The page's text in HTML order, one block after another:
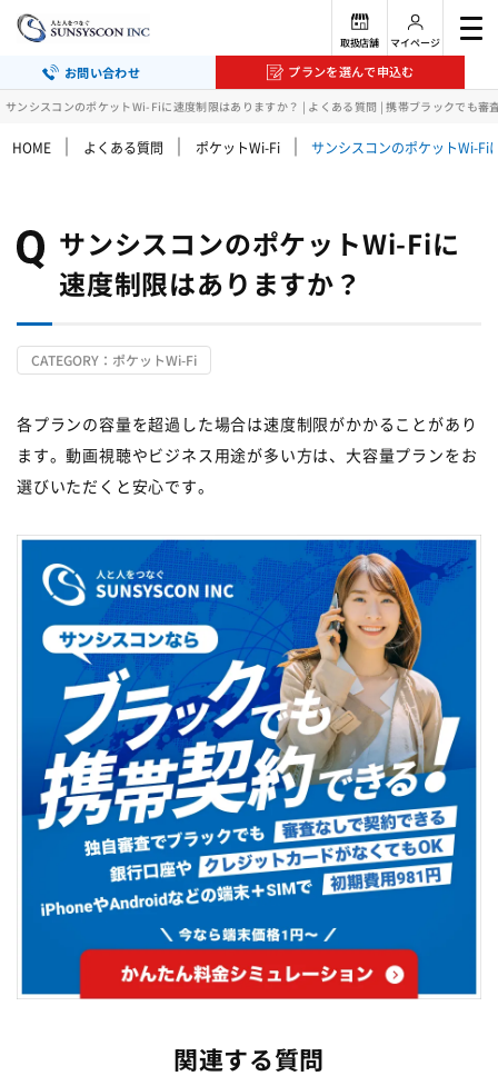
サンシスコンのポケットWi-Fiに速度制限はありますか？ | よくある質問 | 携帯ブラックでも
お問い合わせ プランを選んで申込む
取扱店舗 マイページ
HOME ｜ よくある質問 ｜ ポケットWi-Fi ｜ サンシスコンのポケットWi-Fi
サンシスコンのポケットWi-Fiに
速度制限はありますか？
CATEGORY：ポケットWi-Fi
各プランの容量を超過した場合は速度制限がかかることがあり
ます。動画視聴やビジネス用途が多い方は、大容量プランをお
選びいただくと安心です。
関連する質問